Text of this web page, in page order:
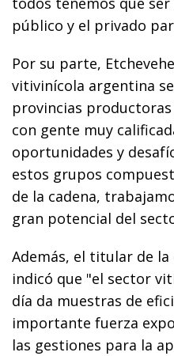
público y el privado
Por su parte,
vitivinícola argentina
provincias productoras
con gente muy
oportunidades y
estos grupos
de la cadena,
gran potencial del
Además, el titular de
indicó que "el sector
día da muestras de
importante fuerza
las gestiones para la